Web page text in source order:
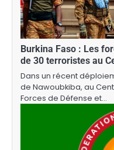
Burkina Faso : Les
de 30 terroristes au
Dans un récent
de Nawoubkiba, au
Forces de Défense et…